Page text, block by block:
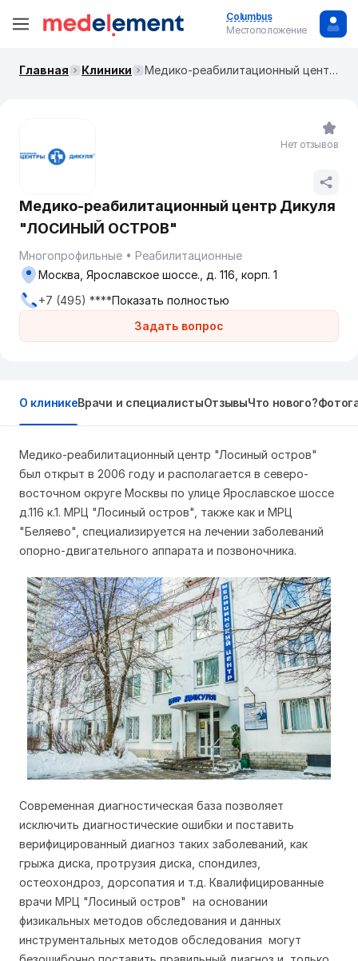
Columbus
Местоположение
Главная Клиники Медико-реабилитационный центр Дикуля "ЛОСИНЫЙ ОСТРОВ"
Медико-реабилитационный центр Дикуля
"ЛОСИНЫЙ ОСТРОВ"
Многопрофильные Реабилитационные
Задать вопрос
Москва, Ярославское шоссе., д. 116, корп. 1
+7 (495) ****Показать полностью
Нет отзывов
О клиникеВрачи и специалистыОтзывыЧто нового?
Медико-реабилитационный центр "Лосиный остров"
был открыт в 2006 году и располагается в северо-
восточном округе Москвы по улице Ярославское шоссе
д.116 к.1. МРЦ "Лосиный остров", также как и МРЦ
"Беляево", специализируется на лечении заболеваний
опорно-двигательного аппарата и позвоночника.
Современная диагностическая база позволяет
исключить диагностические ошибки и поставить
верифицированный диагноз таких заболеваний, как
грыжа диска, протрузия диска, спондилез,
остеохондроз, дорсопатия и т.д. Квалифицированные
врачи МРЦ "Лосиный остров" на основании
физикальных методов обследования и данных
инструментальных методов обследования могут